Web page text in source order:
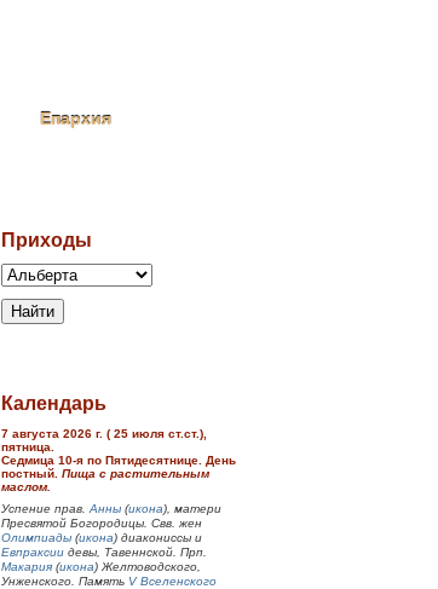
Епархия
Приходы
Календарь
7 августа 2026 г. ( 25 июля ст.ст.),
пятница.
Седмица 10-я по Пятидесятнице. День
постный. Пища с растительным
маслом.
Успение прав. Анны (икона), матери
Пресвятой Богородицы. Свв. жен
Олимпиады (икона) диакониссы и
Евпраксии девы, Тавеннской. Прп.
Макария (икона) Желтоводского,
Унженского. Память V Вселенского